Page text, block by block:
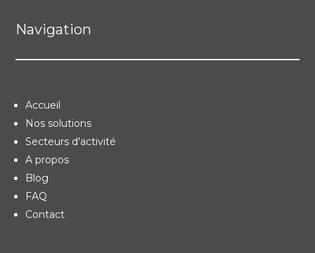
Navigation
Accueil
Nos solutions
Secteurs d'activité
A propos
Blog
FAQ
Contact